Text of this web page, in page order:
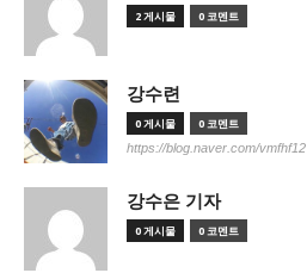
2 게시물 0 코멘트
강수련
0 게시물 0 코멘트
https://blog.naver.com/vmfhf12
강수은 기자
0 게시물 0 코멘트